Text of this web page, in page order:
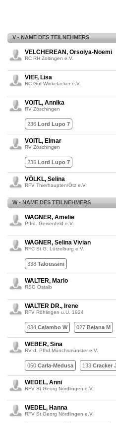
V - NAME DES TEILNEHMERS
VELCHEREAN, Orsolya-Noemi
RC RH Zoltingen e.V.
VIEF, Lisa
RC Gut Winkelacker e.V.
VOITL, Annika
RV Zöschingen
236 Lord Lupo 7
VOITL, Elmar
RV Zöschingen
236 Lord Lupo 7
VÖLKL, Selina
RFV Thierhaupten/Ötz e.V.
W - NAME DES TEILNEHMERS
WAGNER, Amelie
Pffrd. Geisenfeld e.V.
WAGNER, Selina Vivian
RFC St.G. Lützelburg e.V.
338 Taloussini
WALTER, Mario
RSG Ostalb
WALTER DR., Irene
RFV Röhlingen u.U. 1924
034 Calambo W 027 Belana M
WEBER, Sina
RV d. Pffrd.Münchsmünster e.V.
050 Carla-Medusa 133 Cracker
WEDEL, Anni
RFV St.Georg Nördlingen e.V.
WEDEL, Hanna
RFV St.Georg Nördlingen e.V.